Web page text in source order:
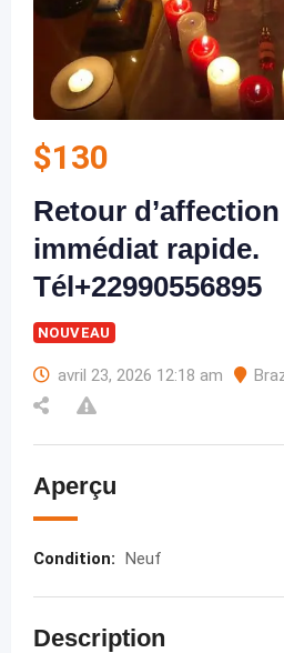
$130
Retour
immédiat rapide.
Tél+22990556895
NOUVEAU
avril 23, 2026 12:18 am
Aperçu
Condition: Neuf
Description